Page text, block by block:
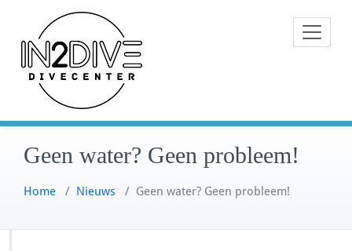
inhoud
Instructeurs met passie voor
Geen water? Geen probleem!
Home / Nieuws / Geen water? Geen probleem!